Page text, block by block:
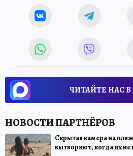
ЧИТАЙТЕ НАС
Скрытая камера на
вытворяют, когда их не